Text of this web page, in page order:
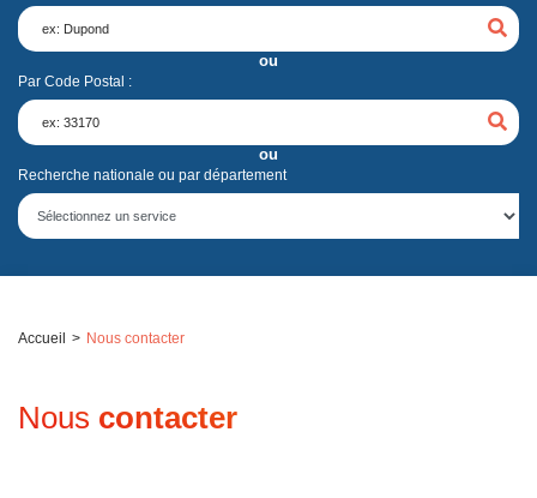
ou
Par Code Postal :
ou
Recherche nationale ou par département
Accueil Nous contacter
Nous contacter